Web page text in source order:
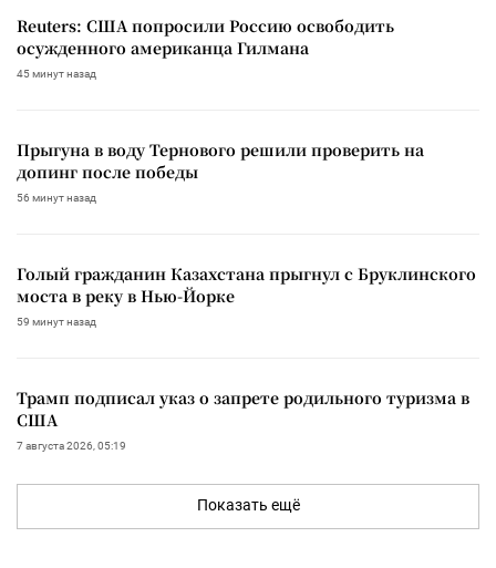
Reuters: США попросили Россию освободить
осужденного американца Гилмана
45 минут назад
Прыгуна в воду Тернового решили проверить на
допинг после победы
56 минут назад
Голый гражданин Казахстана прыгнул с Бруклинского
моста в реку в Нью-Йорке
59 минут назад
Трамп подписал указ о запрете родильного туризма в
США
7 августа 2026, 05:19
Показать ещё